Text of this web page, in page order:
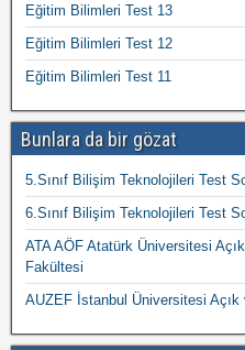
Eğitim Bilimleri Test 13
Eğitim Bilimleri Test 12
Eğitim Bilimleri Test 11
Bunlara da bir gözat
5.Sınıf Bilişim Teknolojileri Test
6.Sınıf Bilişim Teknolojileri Test
ATA AÖF Atatürk Üniversitesi
Fakültesi
AUZEF İstanbul Üniversitesi